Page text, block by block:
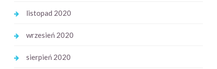
listopad 2020
wrzesień 2020
sierpień 2020